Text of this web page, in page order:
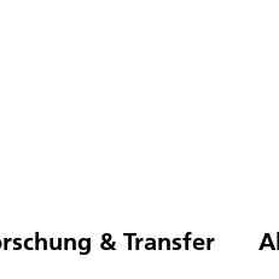
& Transfer